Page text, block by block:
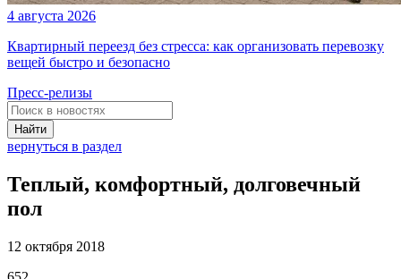
4 августа 2026
Квартирный переезд без стресса: как организовать перевозку
вещей быстро и безопасно
Пресс-релизы
Найти
вернуться в раздел
Теплый, комфортный, долговечный
пол
12 октября 2018